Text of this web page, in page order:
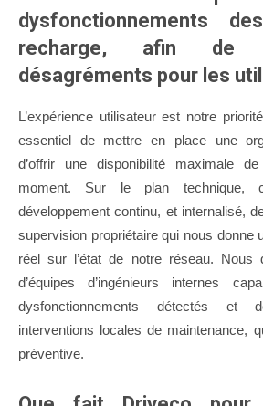
dysfonctionnements
recharge, afin de
désagréments pour les
L’expérience utilisateur est notre
essentiel de mettre en place une
d’offrir une disponibilité maximale
moment. Sur le plan technique,
développement continu, et internalisé,
supervision propriétaire qui nous donne
réel sur l’état de notre réseau. Nous
d’équipes d’ingénieurs internes
dysfonctionnements détectés et
interventions locales de maintenance,
préventive.